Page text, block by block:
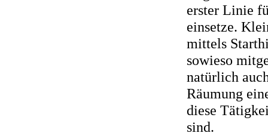
erster Linie
einsetze.
mittels
sowieso
natürlich
Räumung
diese
sind.